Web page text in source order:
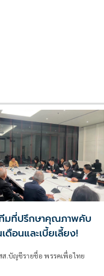
มที่ปรึกษาคุณภาพคับ
ดือนและเบี้ยเลี้ยง!
ส.บัญชีรายชื่อ พรรคเพื่อไทย